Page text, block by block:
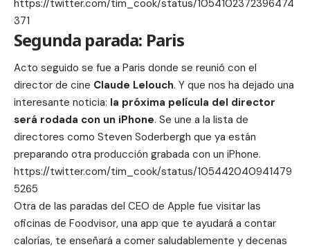
https://twitter.com/tim_cook/status/1054102372396474
371
Segunda parada: Paris
Acto seguido se fue a Paris donde se reunió con el
director de cine Claude Lelouch. Y que nos ha dejado una
interesante noticia: la próxima película del director
será rodada con un iPhone. Se une a la lista de
directores como Steven Soderbergh que ya están
preparando otra producción grabada con un iPhone.
https://twitter.com/tim_cook/status/105442040941479
5265
Otra de las paradas del CEO de Apple fue visitar las
oficinas de Foodvisor, una app que te ayudará a contar
calorías, te enseñará a comer saludablemente y decenas